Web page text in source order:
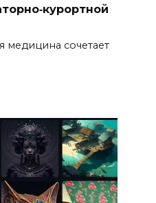
медицина сочетает